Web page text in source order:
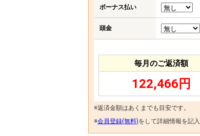
ボーナス払い
頭金
毎月のご返済額
122,466円
※返済金額はあくまでも目安です。
※会員登録(無料)をして詳細情報を記